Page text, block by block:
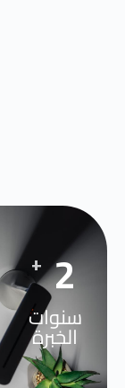
3
+
سنوات
الخبرة